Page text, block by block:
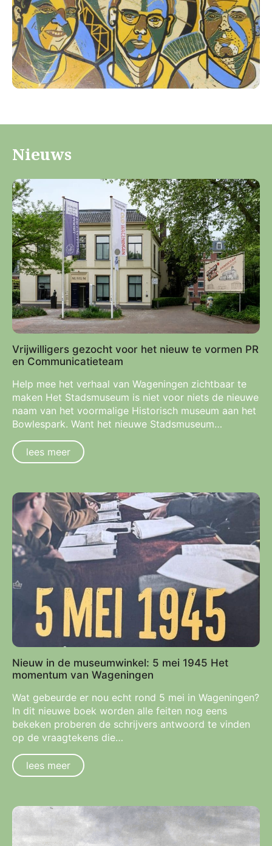
Nieuws
Vrijwilligers gezocht voor het nieuw te vormen PR
en Communicatieteam
Help mee het verhaal van Wageningen zichtbaar te
maken Het Stadsmuseum is niet voor niets de nieuwe
naam van het voormalige Historisch museum aan het
Bowlespark. Want het nieuwe Stadsmuseum…
lees meer
Nieuw in de museumwinkel: 5 mei 1945 Het
momentum van Wageningen
Wat gebeurde er nou echt rond 5 mei in Wageningen?
In dit nieuwe boek worden alle feiten nog eens
bekeken proberen de schrijvers antwoord te vinden
op de vraagtekens die…
lees meer